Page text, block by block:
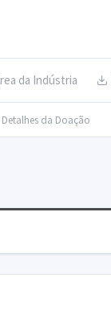
da Indústria
da Doação